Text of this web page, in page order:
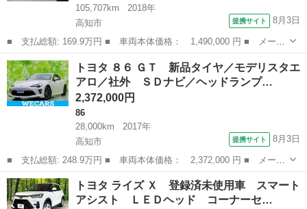
105,707km
2018年
高知市
提携サイト 8月3日
■ 支払総額: 169.9万円 ■ 車両本体価格： 1,490,000 円 ■ メーカ
ー名： トヨタ ■ 車種名： Ｃ－ＨＲ ■ グレード名： Ｇ ＬＥ
Ｄエディション テレビナビ バックカメラ Ｂｌｕｅｔｏｏｔｈ
シートヒ...
高知 高知市 トヨタ
トヨタ ８６ ＧＴ 新品タイヤ／モデリスタエ
アロ／社外 ＳＤナビ／ヘッドランプ…
2,372,000円
86
28,000km
2017年
高知市
提携サイト 8月3日
■ 支払総額: 248.9万円 ■ 車両本体価格： 2,372,000 円 ■ メーカ
ー名： トヨタ ■ 車種名： ８６ ■ グレード名： ＧＴ 新品タ
イヤ／モデリスタエアロ／社外 ＳＤナビ／ヘッドランプ ＬＥＤ／
Ｂｌｕｅ...
高知 高知市 86
トヨタ ライズ Ｘ 登録済未使用車 スマート
アシスト ＬＥＤヘッド コーナーセ…